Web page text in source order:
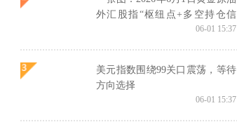
外汇股指“枢纽点+多空持仓信
06-01 15:37
美元指数围绕99关口震荡，等待
方向选择
06-01 15:37